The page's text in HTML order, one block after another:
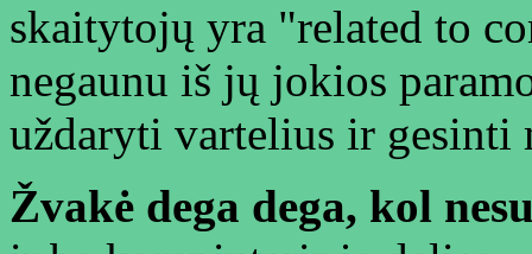
skaitytojų yra "related to
negaunu iš jų jokios
uždaryti vartelius ir gesinti
Žvakė dega dega, kol